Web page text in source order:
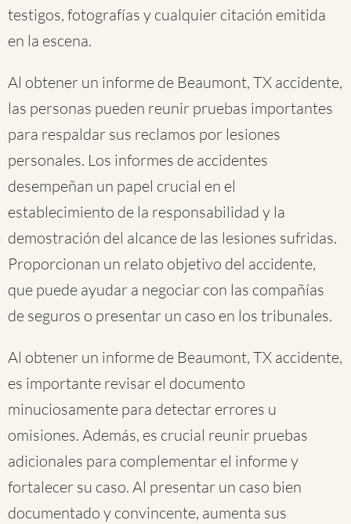
testigos, fotografías y cualquier citación emitida
en la escena.
Al obtener un informe de Beaumont, TX accidente,
las personas pueden reunir pruebas importantes
para respaldar sus reclamos por lesiones
personales. Los informes de accidentes
desempeñan un papel crucial en el
establecimiento de la responsabilidad y la
demostración del alcance de las lesiones sufridas.
Proporcionan un relato objetivo del accidente,
que puede ayudar a negociar con las compañías
de seguros o presentar un caso en los tribunales.
Al obtener un informe de Beaumont, TX accidente,
es importante revisar el documento
minuciosamente para detectar errores u
omisiones. Además, es crucial reunir pruebas
adicionales para complementar el informe y
fortalecer su caso. Al presentar un caso bien
documentado y convincente, aumenta sus